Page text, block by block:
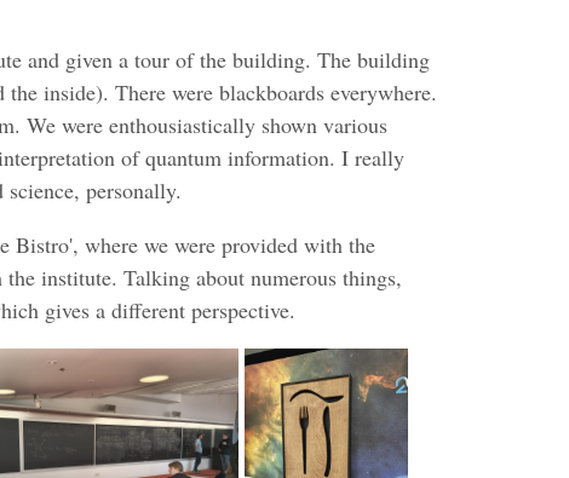
and given a tour of the building. The building
inside). There were blackboards everywhere.
We were enthousiastically shown various
of quantum information. I really
personally.
where we were provided with the
institute. Talking about numerous things,
gives a different perspective.